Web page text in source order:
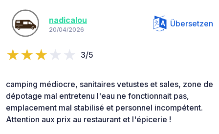
nadicalou
20/04/2026
Übersetzen
3/5
camping médiocre, sanitaires vetustes et sales, zone de
dépotage mal entretenu l'eau ne fonctionnait pas,
emplacement mal stabilisé et personnel incompétent.
Attention aux prix au restaurant et l'épicerie !